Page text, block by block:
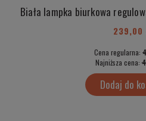
239,00
Cena regularna:
Najniższa cena:
Dodaj do